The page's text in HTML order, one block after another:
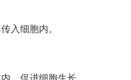
入细胞内。